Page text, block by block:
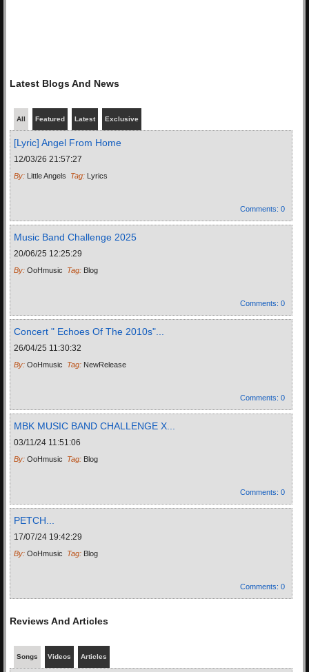
Latest Blogs And News
All Featured Latest Exclusive
[Lyric] Angel From Home
12/03/26 21:57:27
By: Little Angels Tag: Lyrics
Comments: 0
Music Band Challenge 2025
20/06/25 12:25:29
By: OoHmusic Tag: Blog
Comments: 0
Concert " Echoes Of The 2010s"...
26/04/25 11:30:32
By: OoHmusic Tag: NewRelease
Comments: 0
MBK MUSIC BAND CHALLENGE X...
03/11/24 11:51:06
By: OoHmusic Tag: Blog
Comments: 0
PETCH...
17/07/24 19:42:29
By: OoHmusic Tag: Blog
Comments: 0
Reviews And Articles
Songs Videos Articles